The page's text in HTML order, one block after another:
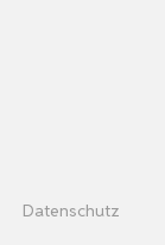
Datenschutz